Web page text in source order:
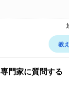
教
専門家に質問する